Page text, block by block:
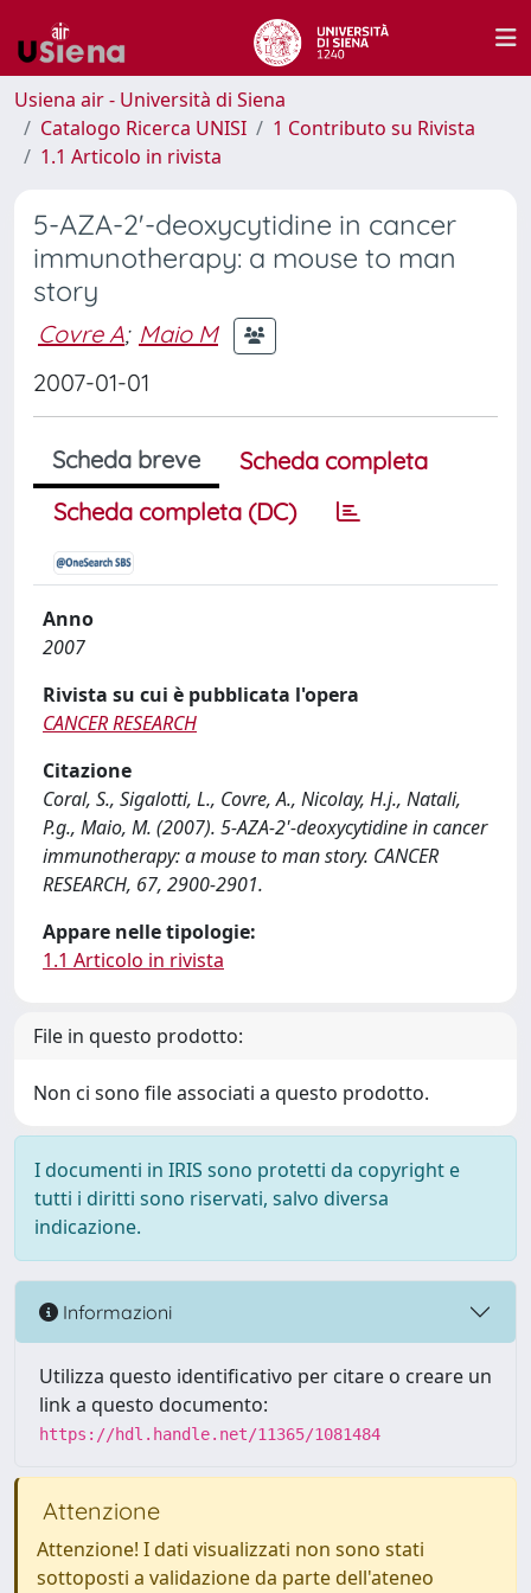
Usiena air - Università di Siena
Catalogo Ricerca UNISI
1 Contributo su Rivista
1.1 Articolo in rivista
5-AZA-2'-deoxycytidine in cancer
immunotherapy: a mouse to man
story
Covre A; Maio M
2007-01-01
Scheda breve
Scheda completa
Scheda completa (DC)
Anno
2007
Rivista su cui è pubblicata l'opera
CANCER RESEARCH
Citazione
Coral, S., Sigalotti, L., Covre, A., Nicolay, H.j., Natali,
P.g., Maio, M. (2007). 5-AZA-2'-deoxycytidine in cancer
immunotherapy: a mouse to man story. CANCER
RESEARCH, 67, 2900-2901.
Appare nelle tipologie:
1.1 Articolo in rivista
File in questo prodotto:
Non ci sono file associati a questo prodotto.
I documenti in IRIS sono protetti da copyright e
tutti i diritti sono riservati, salvo diversa
indicazione.
Informazioni
Utilizza questo identificativo per citare o creare un
link a questo documento:
https://hdl.handle.net/11365/1081484
Attenzione
Attenzione! I dati visualizzati non sono stati
sottoposti a validazione da parte dell'ateneo